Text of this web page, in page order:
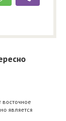
восточное
является